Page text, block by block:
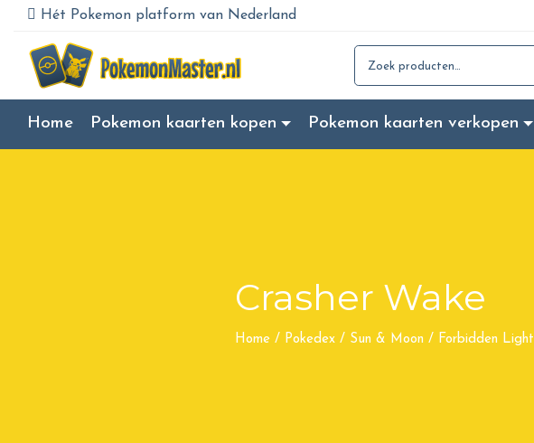
Hét Pokemon platform van Nederland
Search for:
Home Pokemon kaarten kopen Pokemon kaarten verkopen
Crasher Wake
Home / Pokedex / Sun & Moon / Forbidden Light